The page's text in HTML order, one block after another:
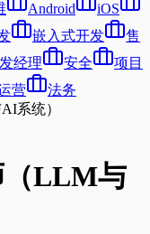
Android
iOS
嵌入式开发
售
经理 安全
项目
营
法务
系统）
LLM与